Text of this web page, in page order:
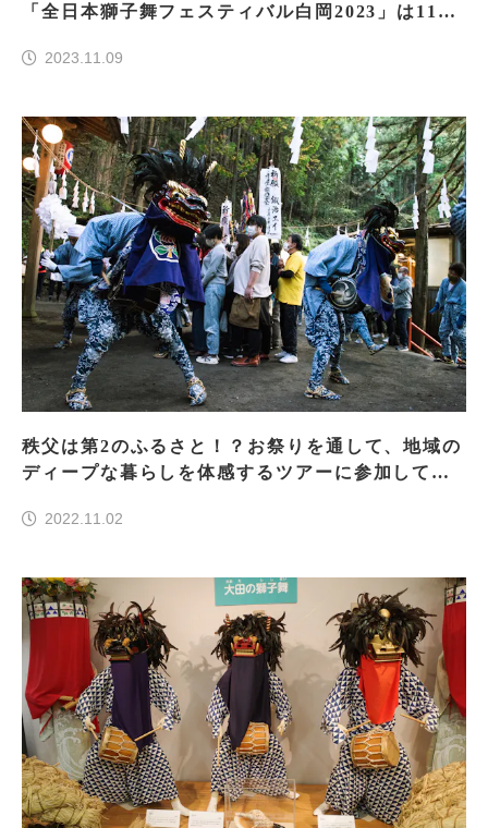
「全日本獅子舞フェスティバル白岡2023」は11月
2023.11.09
秩父は第2のふるさと！？お祭りを通して、地域の
ディープな暮らしを体感するツアーに参加してき
2022.11.02